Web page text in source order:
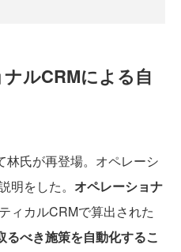
ルCRMによる自
氏が再登場。オペレーシ
明をした。 オペレーショナ
ィカルCRMで算出された
るべき施策を自動化するこ